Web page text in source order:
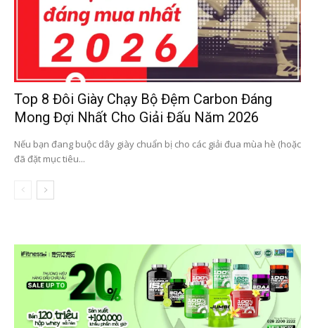
Top 8 Đôi Giày Chạy Bộ Đệm Carbon Đáng
Mong Đợi Nhất Cho Giải Đấu Năm 2026
Nếu bạn đang buộc dây giày chuẩn bị cho các giải đua mùa hè (hoặc
đã đặt mục tiêu...